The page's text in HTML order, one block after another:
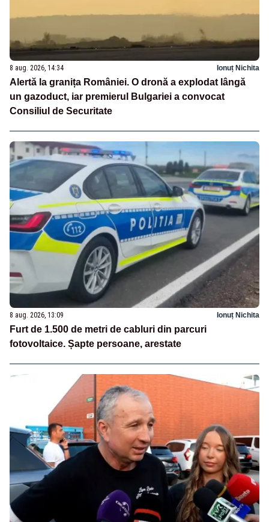
8 aug. 2026, 14:34 Ionuț Nichita
Alertă la granița României. O dronă a explodat lângă
un gazoduct, iar premierul Bulgariei a convocat
Consiliul de Securitate
8 aug. 2026, 13:09 Ionuț Nichita
Furt de 1.500 de metri de cabluri din parcuri
fotovoltaice. Șapte persoane, arestate